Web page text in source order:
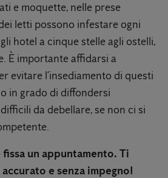
e moquette, nelle prese
letti possono infestare ogni
hotel a cinque stelle agli ostelli,
È importante affidarsi a
evitare l’insediamento di questi
in grado di diffondersi
da debellare, se non ci si
un appuntamento. Ti
e senza impegno!